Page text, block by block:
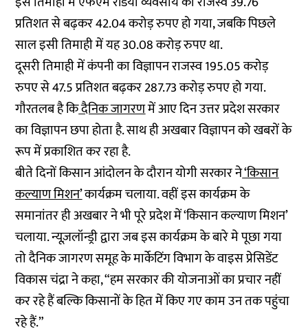
प्रतिशत से बढ़कर 42.04 करोड़ रुपए हो गया, जबकि पिछले
साल इसी तिमाही में यह 30.08 करोड़ रुपए था.
दूसरी तिमाही में कंपनी का विज्ञापन राजस्व 195.05 करोड़
रुपए से 47.5 प्रतिशत बढ़कर 287.73 करोड़ रुपए हो गया.
गौरतलब है किदैनिक जागरणमें आए दिन उत्तर प्रदेश सरकार
का विज्ञापन छपा होता है. साथ ही अखबार विज्ञापन को खबरों के
रूप में प्रकाशित कर रहा है.
बीते दिनों किसान आंदोलन के दौरान योगी सरकार ने‘किसान
कल्याण मिशन’कार्यक्रम चलाया. वहीं इस कार्यक्रम के
समानांतर ही अखबार ने भी पूरे प्रदेश में ‘किसान कल्याण मिशन’
चलाया. न्यूज़लॉन्ड्री द्वारा जब इस कार्यक्रम के बारे मे पूछा गया
तो दैनिक जागरण समूह के मार्केटिंग विभाग के वाइस प्रेसिडेंट
विकास चंद्रा ने कहा, “हम सरकार की योजनाओं का प्रचार नहीं
कर रहे हैं बल्कि किसानों के हित में किए गए काम उन तक पहुंचा
रहे हैं.”